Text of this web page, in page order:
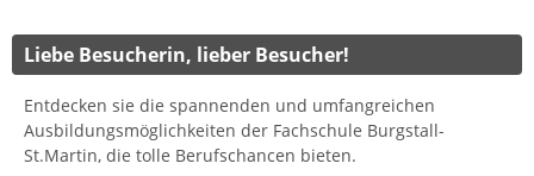
Liebe Besucherin, lieber Besucher!
Entdecken sie die spannenden und umfangreichen
Ausbildungsmöglichkeiten der Fachschule Burgstall-
St.Martin, die tolle Berufschancen bieten.